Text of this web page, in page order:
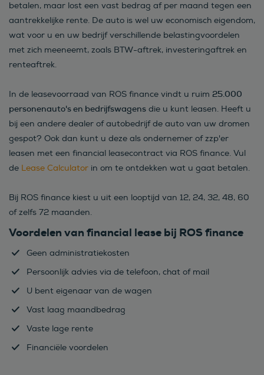
betalen, maar lost een vast bedrag af per maand tegen een
aantrekkelijke rente. De auto is wel uw economisch eigendom,
wat voor u en uw bedrijf verschillende belastingvoordelen
met zich meeneemt, zoals BTW-aftrek, investeringaftrek en
renteaftrek.
In de leasevoorraad van ROS finance vindt u ruim 25.000
personenauto's en bedrijfswagens die u kunt leasen. Heeft u
bij een andere dealer of autobedrijf de auto van uw dromen
gespot? Ook dan kunt u deze als ondernemer of zzp'er
leasen met een financial leasecontract via ROS finance. Vul
de Lease Calculator in om te ontdekken wat u gaat betalen.
Bij ROS finance kiest u uit een looptijd van 12, 24, 32, 48, 60
of zelfs 72 maanden.
Voordelen van financial lease bij ROS finance
Geen administratiekosten
Persoonlijk advies via de telefoon, chat of mail
U bent eigenaar van de wagen
Vast laag maandbedrag
Vaste lage rente
Financiële voordelen